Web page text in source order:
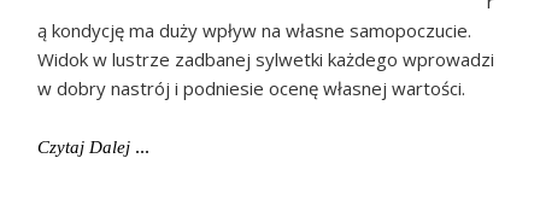
ą kondycję ma duży wpływ na własne samopoczucie.
Widok w lustrze zadbanej sylwetki każdego wprowadzi
w dobry nastrój i podniesie ocenę własnej wartości.
Czytaj Dalej